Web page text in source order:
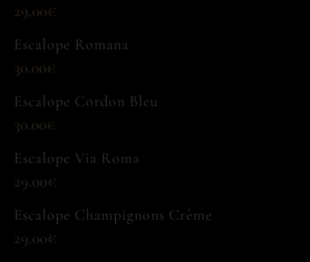
29.00€
Escalope Romana
30.00€
Escalope Cordon Bleu
30.00€
Escalope Via Roma
29.00€
Escalope Champignons Crème
29.00€